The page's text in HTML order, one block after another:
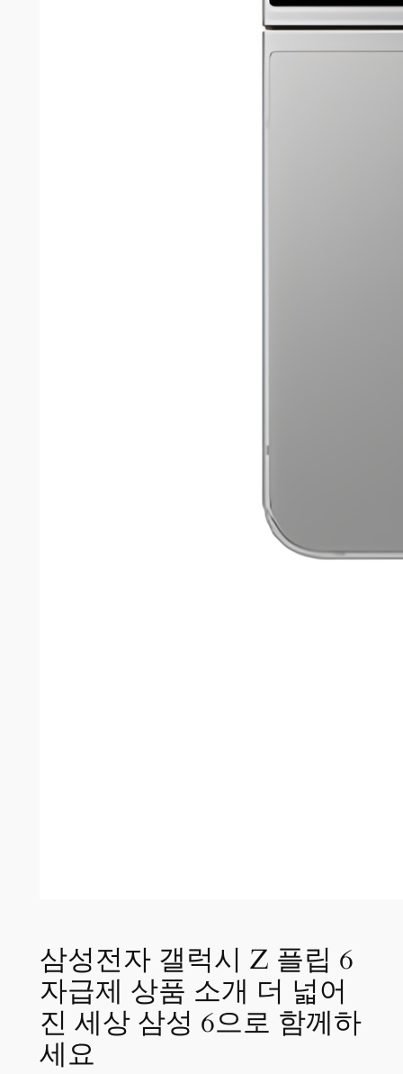
삼성전자 갤럭시 Z 플립 6
자급제 상품 소개 더 넓어
진 세상 삼성 6으로 함께하
세요